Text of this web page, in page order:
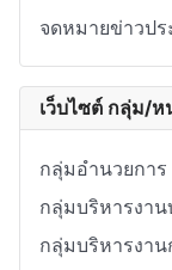
จดหมายข่าวป
เว็บไซต์ กลุ่ม/ห
กลุ่มอำนวยการ
กลุ่มบริหารงา
กลุ่มบริหารงา